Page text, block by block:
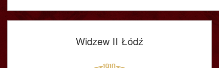
Widzew II Łódź